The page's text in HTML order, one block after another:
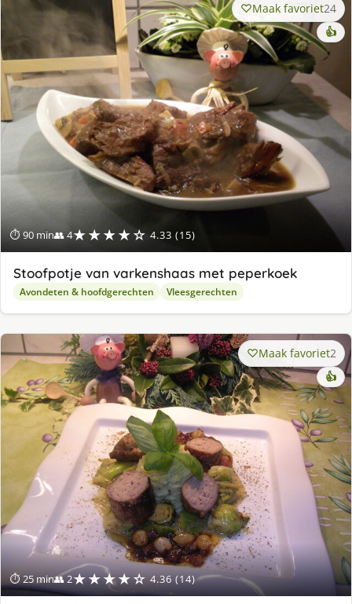
⏱ 90 min👥 4★★★★☆ 4.33 (15)
Maak favoriet24
👍
Stoofpotje van varkenshaas met peperkoek
Avondeten & hoofdgerechten Vleesgerechten
⏱ 25 min👥 2★★★★☆ 4.36 (14)
Maak favoriet2
👍